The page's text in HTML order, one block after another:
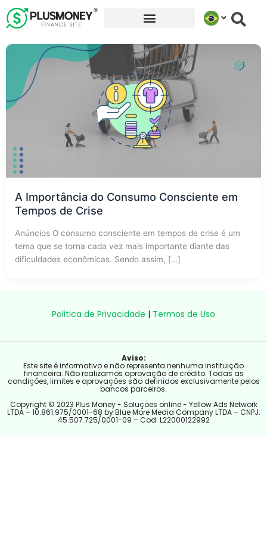
para
conteúdo
A Importância do Consumo Consciente em
Tempos de Crise
Anúncios O consumo consciente em tempos de crise é um
tema que se torna cada vez mais importante diante das
dificuldades econômicas. Sendo assim, […]
Politica de Privacidade | Termos de Uso
Aviso:
Este site é informativo e não representa nenhuma instituição
financeira. Não realizamos aprovação de crédito. Todas as
condições, limites e aprovações são definidos exclusivamente pelos
bancos parceiros.
Copyright © 2023 Plus Money - Soluções online - Yellow Ads Network
LTDA – 10.861.975/0001-68 by Blue More Media Company LTDA – CNPJ:
45.507.725/0001-09 – Cod: L22000122992